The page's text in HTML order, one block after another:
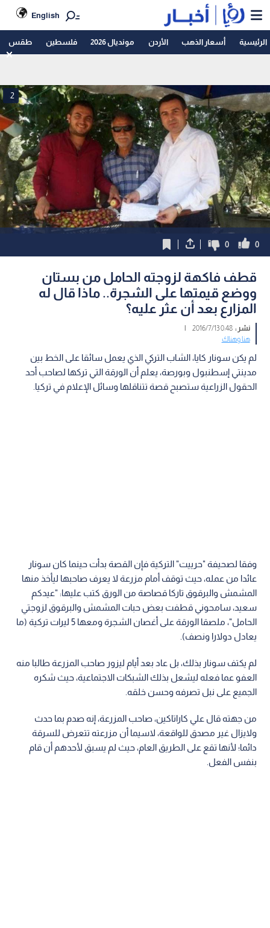
English
الرئيسية أسعار الذهب الأردن مونديال 2026 فلسطين طقس
2
0
0
قطف فاكهة لزوجته الحامل من بستان
ووضع قيمتها على الشجرة.. ماذا قال له
المزارع بعد أن عثر عليه؟
نشر :0:48 2016/7/13
|
هنا وهناك
لم يكن سونار كايا، الشاب التركي الذي يعمل سائقا على الخط بين
مدينتي إسطنبول وبورصة، يعلم أن الورقة التي تركها لصاحب أحد
الحقول الزراعية ستصبح قصة تتناقلها وسائل الإعلام في تركيا.
وفقا لصحيفة "حرييت" التركية فإن القصة بدأت حينما كان سونار
عائدا من عمله، حيث توقف أمام مزرعة لا يعرف صاحبها ليأخذ منها
المشمش والبرقوق تاركا قصاصة من الورق كتب عليها: "عيدكم
سعيد، سامحوني قطفت بعض حبات المشمش والبرقوق لزوجتي
الحامل"، ملصقا الورقة على أغصان الشجرة ومعها 5 ليرات تركية (ما
يعادل دولارا ونصف).
لم يكتف سونار بذلك، بل عاد بعد أيام ليزور صاحب المزرعة طالبا منه
العفو عما فعله ليشعل بذلك الشبكات الاجتماعية، حيث شكره
الجميع على نبل تصرفه وحسن خلقه.
من جهته قال علي كاراتاكين، صاحب المزرعة، إنه صدم بما حدث
ولايزال غير مصدق للواقعة، لاسيما أن مزرعته تتعرض للسرقة
دائما؛ لأنها تقع على الطريق العام، حيث لم يسبق لأحدهم أن قام
بنفس الفعل.